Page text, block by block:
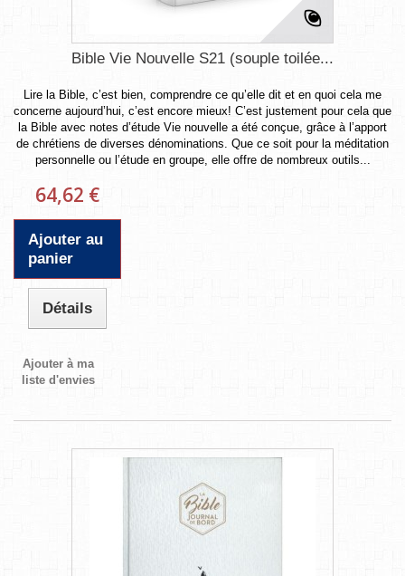
Bible Vie Nouvelle S21 (souple toilée...
Lire la Bible, c’est bien, comprendre ce qu’elle dit et en quoi cela me
concerne aujourd’hui, c’est encore mieux! C’est justement pour cela que
la Bible avec notes d’étude Vie nouvelle a été conçue, grâce à l’apport
de chrétiens de diverses dénominations. Que ce soit pour la méditation
personnelle ou l’étude en groupe, elle offre de nombreux outils...
64,62 €
Ajouter au
panier
Détails
Ajouter à ma
liste d'envies